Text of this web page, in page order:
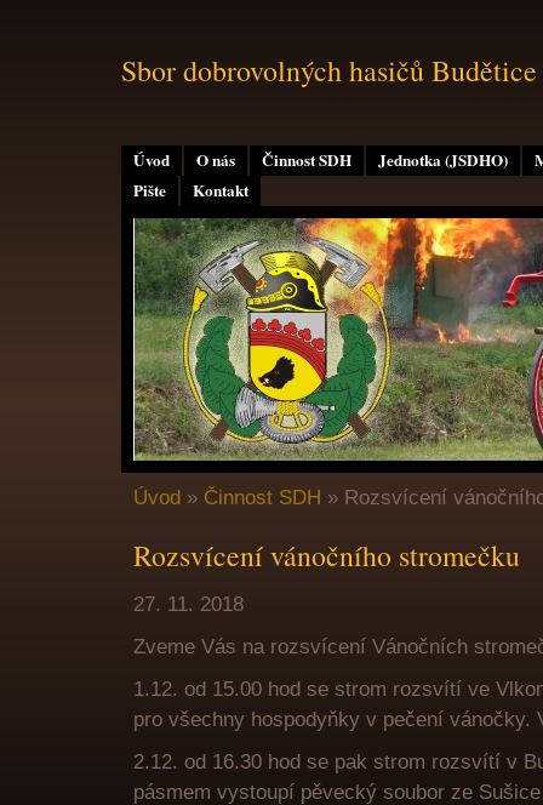
Úvod O nás Činnost SDH Jednotka (JSDHO)
Pište
Kontakt
Sbor dobrovolných hasičů Budětice
Úvod » Činnost SDH » Rozsvícení
Rozsvícení vánočního stromečku
27. 11. 2018
Zveme Vás na rozsvícení Vánočních
1.12. od 15.00 hod se strom rozsvítí ve
pro všechny hospodyňky v pečení
2.12. od 16.30 hod se pak strom rozsvítí v
pásmem vystoupí pěvecký soubor ze